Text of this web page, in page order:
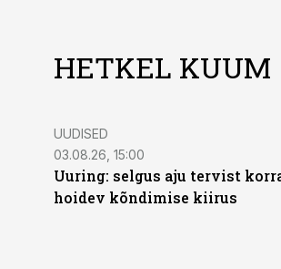
HETKEL KUUM
UUDISED
03.08.26, 15:00
Uuring: selgus aju tervist
hoidev kõndimise kiirus